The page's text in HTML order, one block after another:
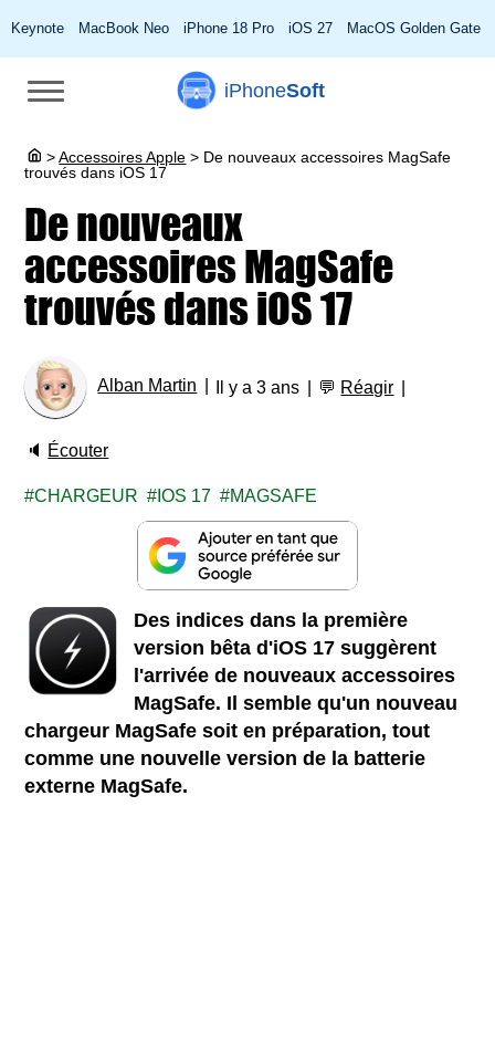
Keynote MacBook Neo iPhone 18 Pro iOS 27 MacOS Golden Gate
iPhoneSoft
> Accessoires Apple > De nouveaux accessoires MagSafe
trouvés dans iOS 17
De nouveaux
accessoires MagSafe
trouvés dans iOS 17
Alban Martin Il y a 3 ans 💬 Réagir
🔈 Écouter
CHARGEUR IOS 17 MAGSAFE
Des indices dans la première
version bêta d'iOS 17 suggèrent
l'arrivée de nouveaux accessoires
MagSafe. Il semble qu'un nouveau
chargeur MagSafe soit en préparation, tout
comme une nouvelle version de la batterie
externe MagSafe.